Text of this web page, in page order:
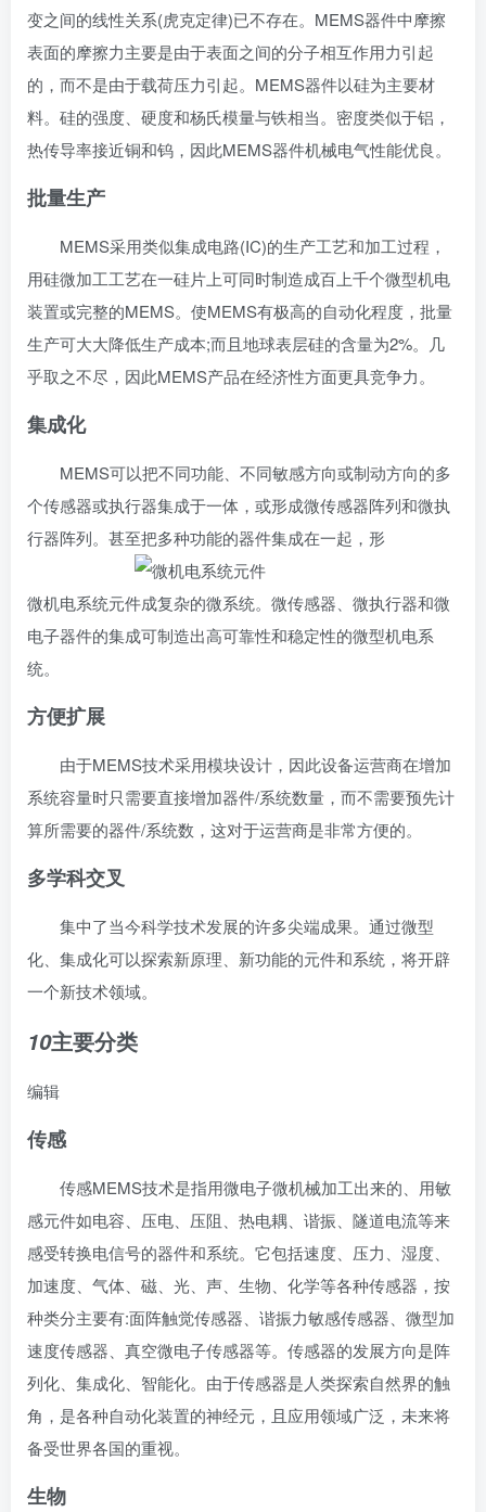
变之间的线性关系(虎克定律)已不存在。MEMS器件中摩擦
表面的摩擦力主要是由于表面之间的分子相互作用力引起
的，而不是由于载荷压力引起。MEMS器件以硅为主要材
料。硅的强度、硬度和杨氏模量与铁相当。密度类似于铝，
热传导率接近铜和钨，因此MEMS器件机械电气性能优良。
批量生产
MEMS采用类似集成电路(IC)的生产工艺和加工过程，
用硅微加工工艺在一硅片上可同时制造成百上千个微型机电
装置或完整的MEMS。使MEMS有极高的自动化程度 ，批量
生产可大大降低生产成本;而且地球表层硅的含量为2%。几
乎取之不尽，因此MEMS产品在经济性方面更具竞争力。
集成化
MEMS可以把不同功能、不同敏感方向或制动方向的多
个传感器或执行器集成于一体，或形成微传感器阵列和微执
行器阵列。甚至把多种功能的器件集成在一起，形
微机电系统元件成复杂的微系统。微传感器、微执行器和微
电子器件的集成可制造出高可靠性和稳定性的微型机电系
统。
方便扩展
由于MEMS技术采用模块设计，因此设备运营商在增加
系统容量时只需要直接增加器件/系统数量，而不需要预先计
算所需要的器件/系统数，这对于运营商是非常方便的。
多学科交叉
集中了当今科学技术发展的许多尖端成果。通过微型
化、集成化可以探索新原理、新功能的元件和系统，将开辟
一个新技术领域。
10主要分类
编辑
传感
传感MEMS技术是指用微电子微机械加工出来的、用敏
感元件如电容、压电、压阻、热电耦、谐振、隧道电流等来
感受转换电信号的器件和系统。它包括速度、压力、湿度、
加速度、气体、磁、光、声、生物、化学等各种传感器，按
种类分主要有:面阵触觉传感器 、谐振力敏感传感器、微型加
速度传感器 、真空微电子传感器等。传感器的发展方向是阵
列化、集成化、智能化。由于传感器是人类探索自然界的触
角，是各种自动化装置的神经元，且应用领域广泛，未来将
备受世界各国的重视。
生物